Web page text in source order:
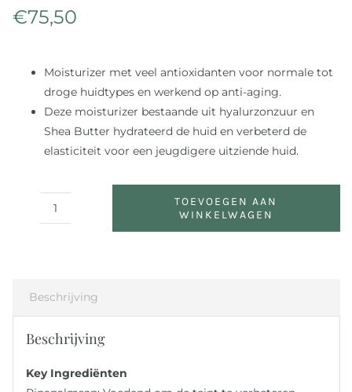
€75,50
Moisturizer met veel antioxidanten voor normale tot
droge huidtypes en werkend op anti-aging.
Deze moisturizer bestaande uit hyalurzonzuur en
Shea Butter hydrateerd de huid en verbeterd de
elasticiteit voor een jeugdigere uitziende huid.
Firm
aantal
TOEVOEGEN AAN
WINKELWAGEN
Beschrijving
Beschrijving
Key Ingrediënten